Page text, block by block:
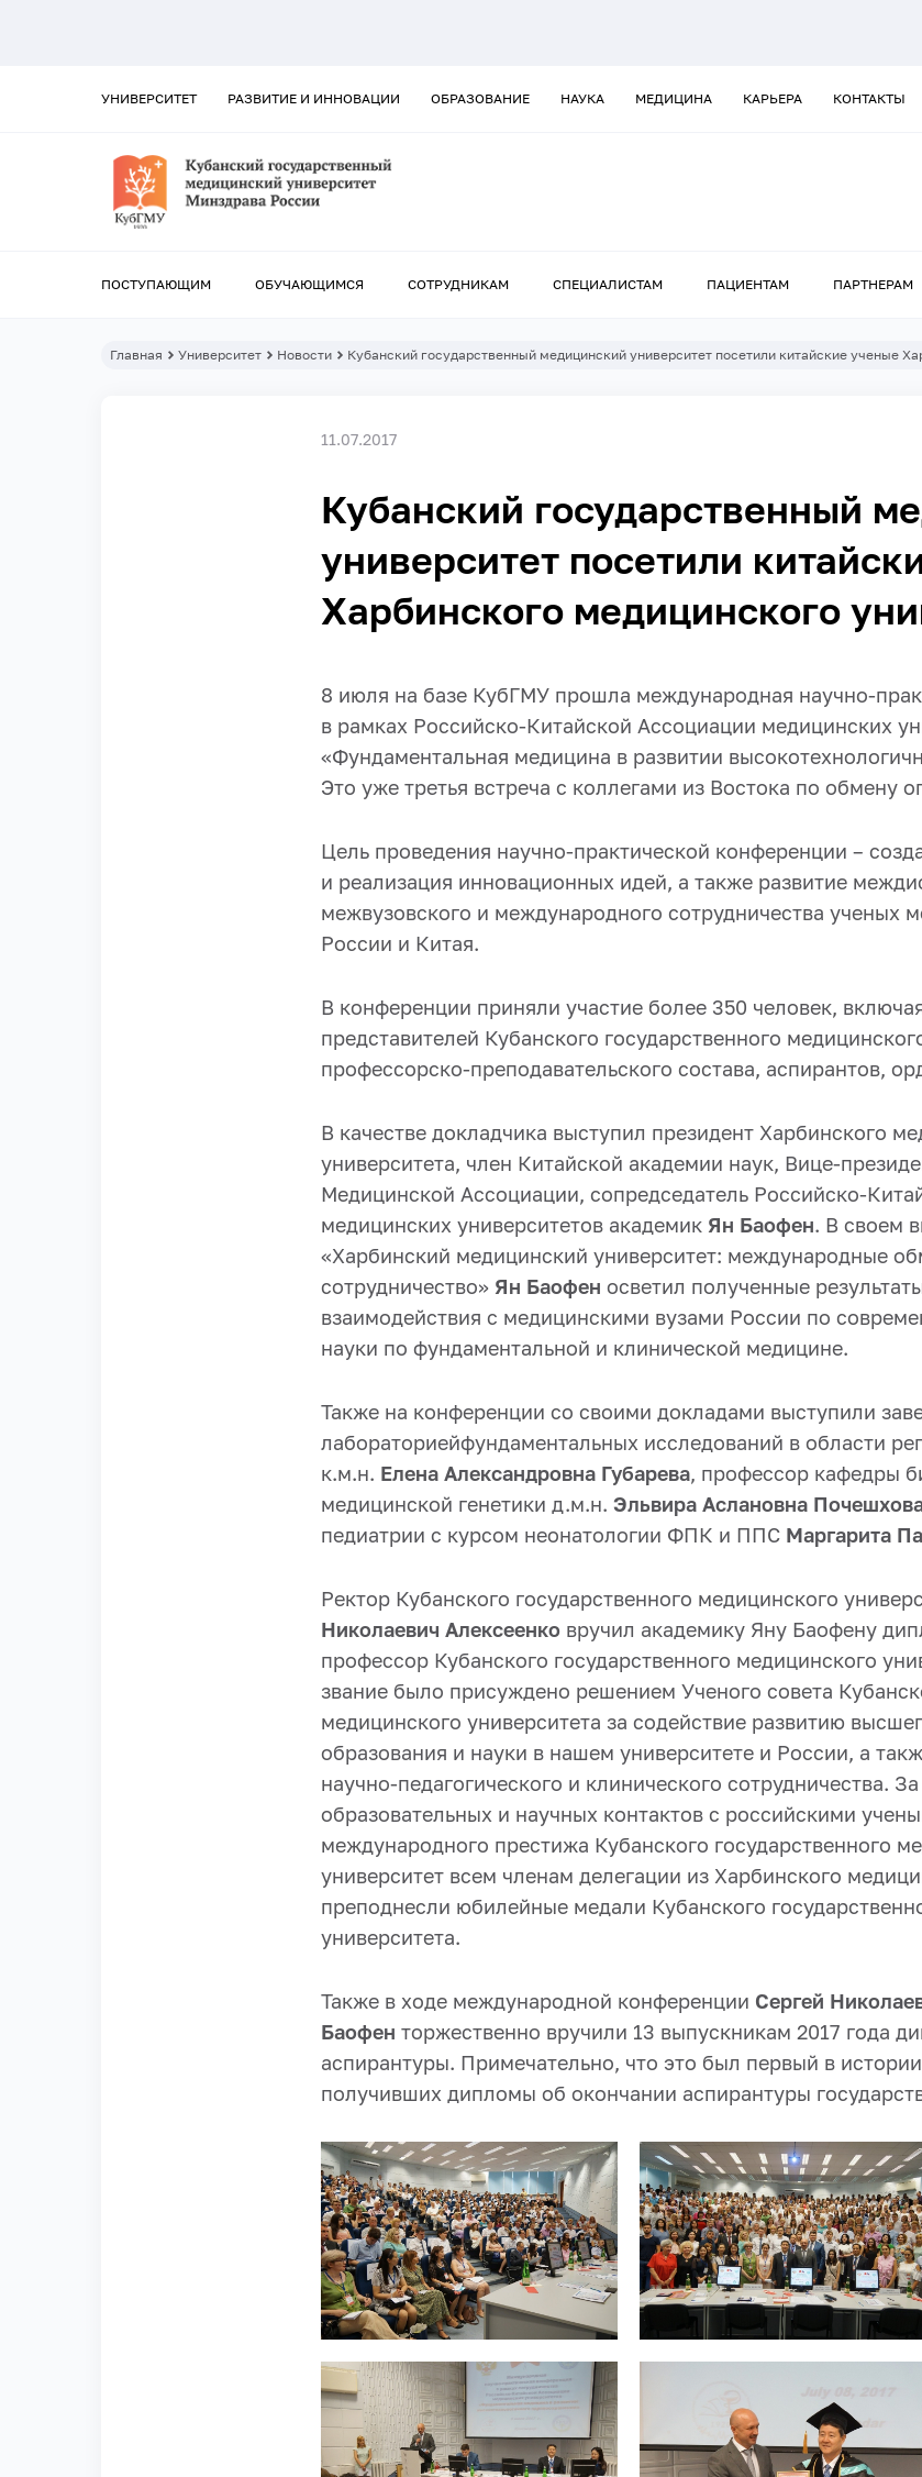
УНИВЕРСИТЕТ РАЗВИТИЕ И ИННОВАЦИИ ОБРАЗОВАНИЕ НАУКА МЕДИЦИНА КАРЬЕРА КОНТАКТЫ
ПОСТУПАЮЩИМ ОБУЧАЮЩИМСЯ СОТРУДНИКАМ СПЕЦИАЛИСТАМ ПАЦИЕНТАМ ПАРТНЕРАМ
Главная Университет Новости Кубанский государственный медицинский университет посетили китайские ученые
11.07.2017
Кубанский государственный
университет посетили
Харбинского медицинского
8 июля на базе КубГМУ прошла международная научно-
в рамках Российско-Китайской Ассоциации медицинских
«Фундаментальная медицина в развитии
Это уже третья встреча с коллегами из Востока по обмену
Цель проведения научно-практической конференции –
и реализация инновационных идей, а также развитие
межвузовского и международного сотрудничества ученых
России и Китая.
В конференции приняли участие более 350 человек,
представителей Кубанского государственного
профессорско-преподавательского состава, аспирантов,
В качестве докладчика выступил президент Харбинского
университета, член Китайской академии наук, Вице-
Медицинской Ассоциации, сопредседатель Российско-
медицинских университетов академик Ян Баофен. В своем
«Харбинский медицинский университет: международные
сотрудничество» Ян Баофен осветил полученные
взаимодействия с медицинскими вузами России по
науки по фундаментальной и клинической медицине.
Также на конференции со своими докладами выступили
лабораториейфундаментальных исследований в области
к.м.н. Елена Александровна Губарева, профессор кафедры
медицинской генетики д.м.н. Эльвира Аслановна
педиатрии с курсом неонатологии ФПК и ППС Маргарита
Ректор Кубанского государственного медицинского
Николаевич Алексеенко вручил академику Яну Баофену
профессор Кубанского государственного медицинского
звание было присуждено решением Ученого совета
медицинского университета за содействие развитию
образования и науки в нашем университете и России, а
научно-педагогического и клинического сотрудничества.
образовательных и научных контактов с российскими
международного престижа Кубанского государственного
университет всем членам делегации из Харбинского
преподнесли юбилейные медали Кубанского
университета.
Также в ходе международной конференции Сергей
Баофен торжественно вручили 13 выпускникам 2017 года
аспирантуры. Примечательно, что это был первый в
получивших дипломы об окончании аспирантуры